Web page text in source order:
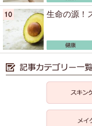
生命の源！